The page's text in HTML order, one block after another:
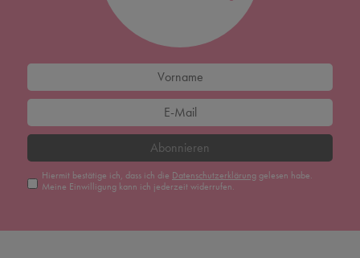
Abonnieren
Hiermit bestätige ich, dass ich die Daten­schutz­erklärunggelesen habe.
Meine Einwilligung kann ich jederzeit widerrufen.